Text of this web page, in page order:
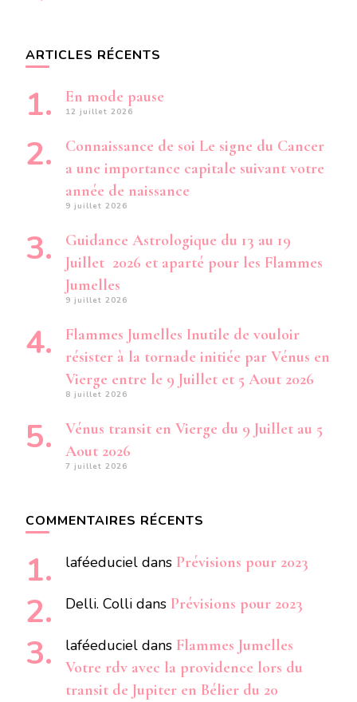
ARTICLES RÉCENTS
En mode pause
12 juillet 2026
Connaissance de soi Le signe du Cancer
a une importance capitale suivant votre
année de naissance
9 juillet 2026
Guidance Astrologique du 13 au 19
Juillet 2026 et aparté pour les Flammes
Jumelles
9 juillet 2026
Flammes Jumelles Inutile de vouloir
résister à la tornade initiée par Vénus en
Vierge entre le 9 Juillet et 5 Aout 2026
8 juillet 2026
Vénus transit en Vierge du 9 Juillet au 5
Aout 2026
7 juillet 2026
COMMENTAIRES RÉCENTS
laféeduciel dans Prévisions pour 2023
Delli. Colli dans Prévisions pour 2023
laféeduciel dans Flammes Jumelles
Votre rdv avec la providence lors du
transit de Jupiter en Bélier du 20